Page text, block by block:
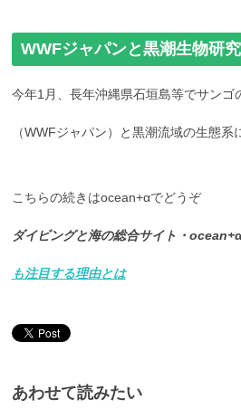
WWFジャパンと黒潮生物研
今年1月、長年沖縄県石垣島等でサン
（WWFジャパン）と黒潮流域の生態
こちらの続きはocean+αでどうぞ
ダイビングと海の総合サイト・
も注目する理由とは
あわせて読みたい